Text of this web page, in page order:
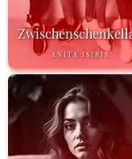
ANITA ISIRIS